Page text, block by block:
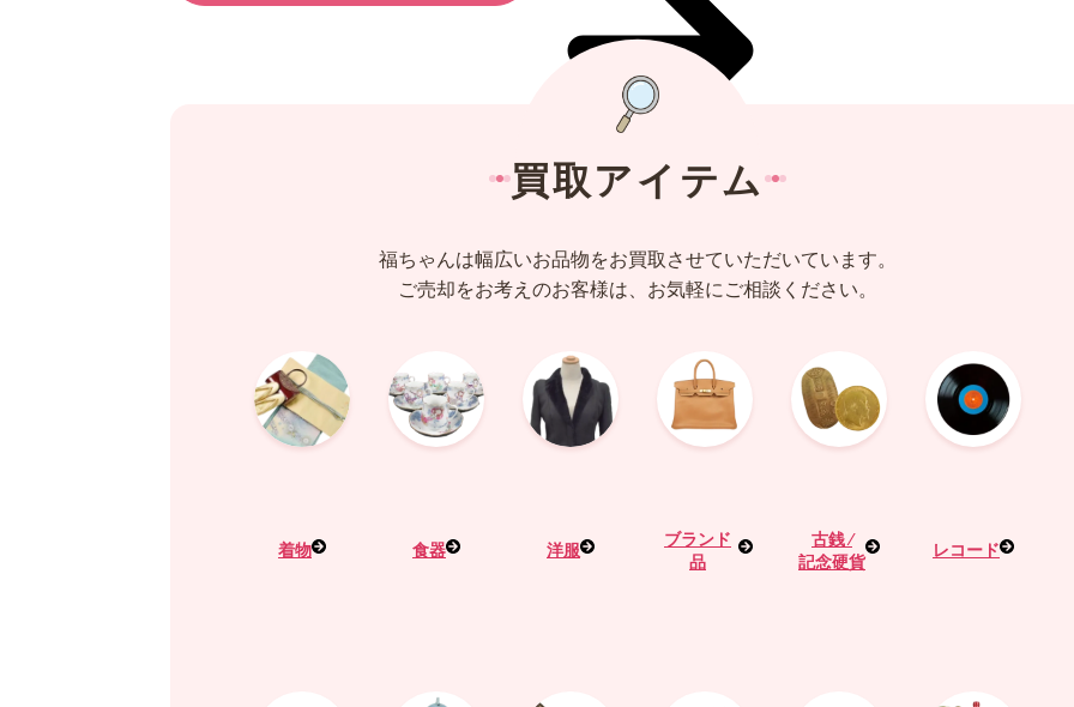
買取アイテム
福ちゃんは幅広いお品物をお買取させていただいています。
ご売却をお考えのお客様は、お気軽にご相談ください。
着物 食器 洋服
ブランド
品
古銭 ⁄
記念硬貨
レコード